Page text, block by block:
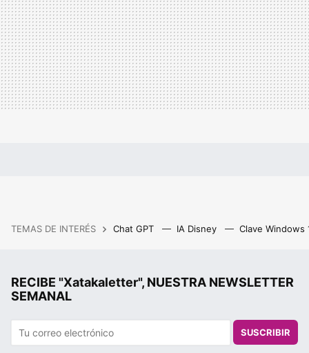
TEMAS DE INTERÉS Chat GPT IA Disney Clave Windows
RECIBE "Xatakaletter", NUESTRA NEWSLETTER
SEMANAL
SUSCRIBIR